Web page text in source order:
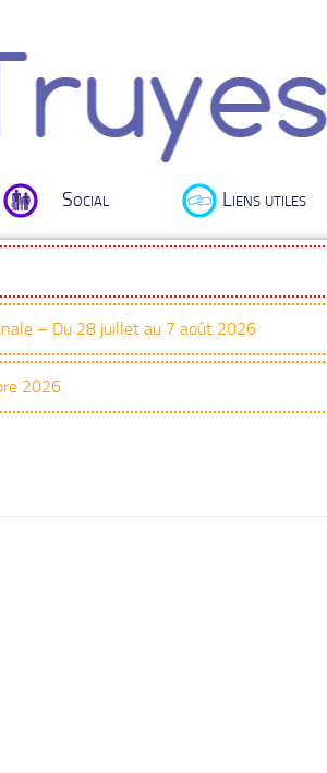
Social Liens utiles
– Du 28 juillet au 7 août 2026
2026